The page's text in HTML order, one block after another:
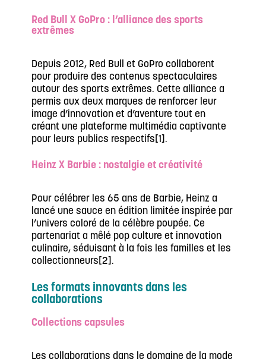
Red Bull X GoPro : l’alliance des sports
extrêmes
Depuis 2012, Red Bull et GoPro collaborent
pour produire des contenus spectaculaires
autour des sports extrêmes. Cette alliance a
permis aux deux marques de renforcer leur
image d’innovation et d’aventure tout en
créant une plateforme multimédia captivante
pour leurs publics respectifs[1].
Heinz X Barbie : nostalgie et créativité
Pour célébrer les 65 ans de Barbie, Heinz a
lancé une sauce en édition limitée inspirée par
l’univers coloré de la célèbre poupée. Ce
partenariat a mêlé pop culture et innovation
culinaire, séduisant à la fois les familles et les
collectionneurs[2].
Les formats innovants dans les
collaborations
Collections capsules
Les collaborations dans le domaine de la mode